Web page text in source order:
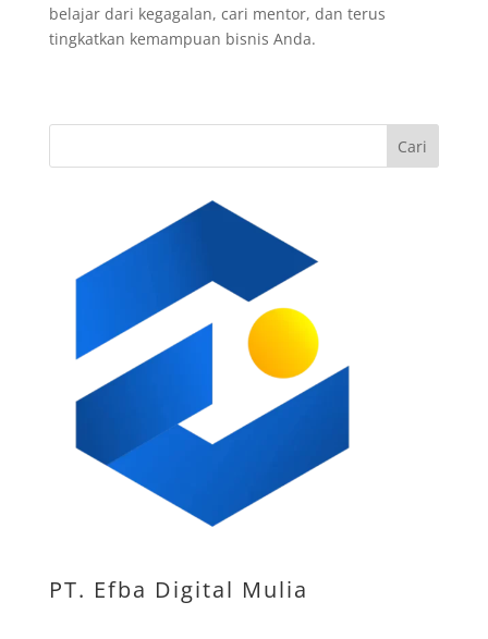
belajar dari kegagalan, cari mentor, dan terus
tingkatkan kemampuan bisnis Anda.
Cari
PT. Efba Digital Mulia